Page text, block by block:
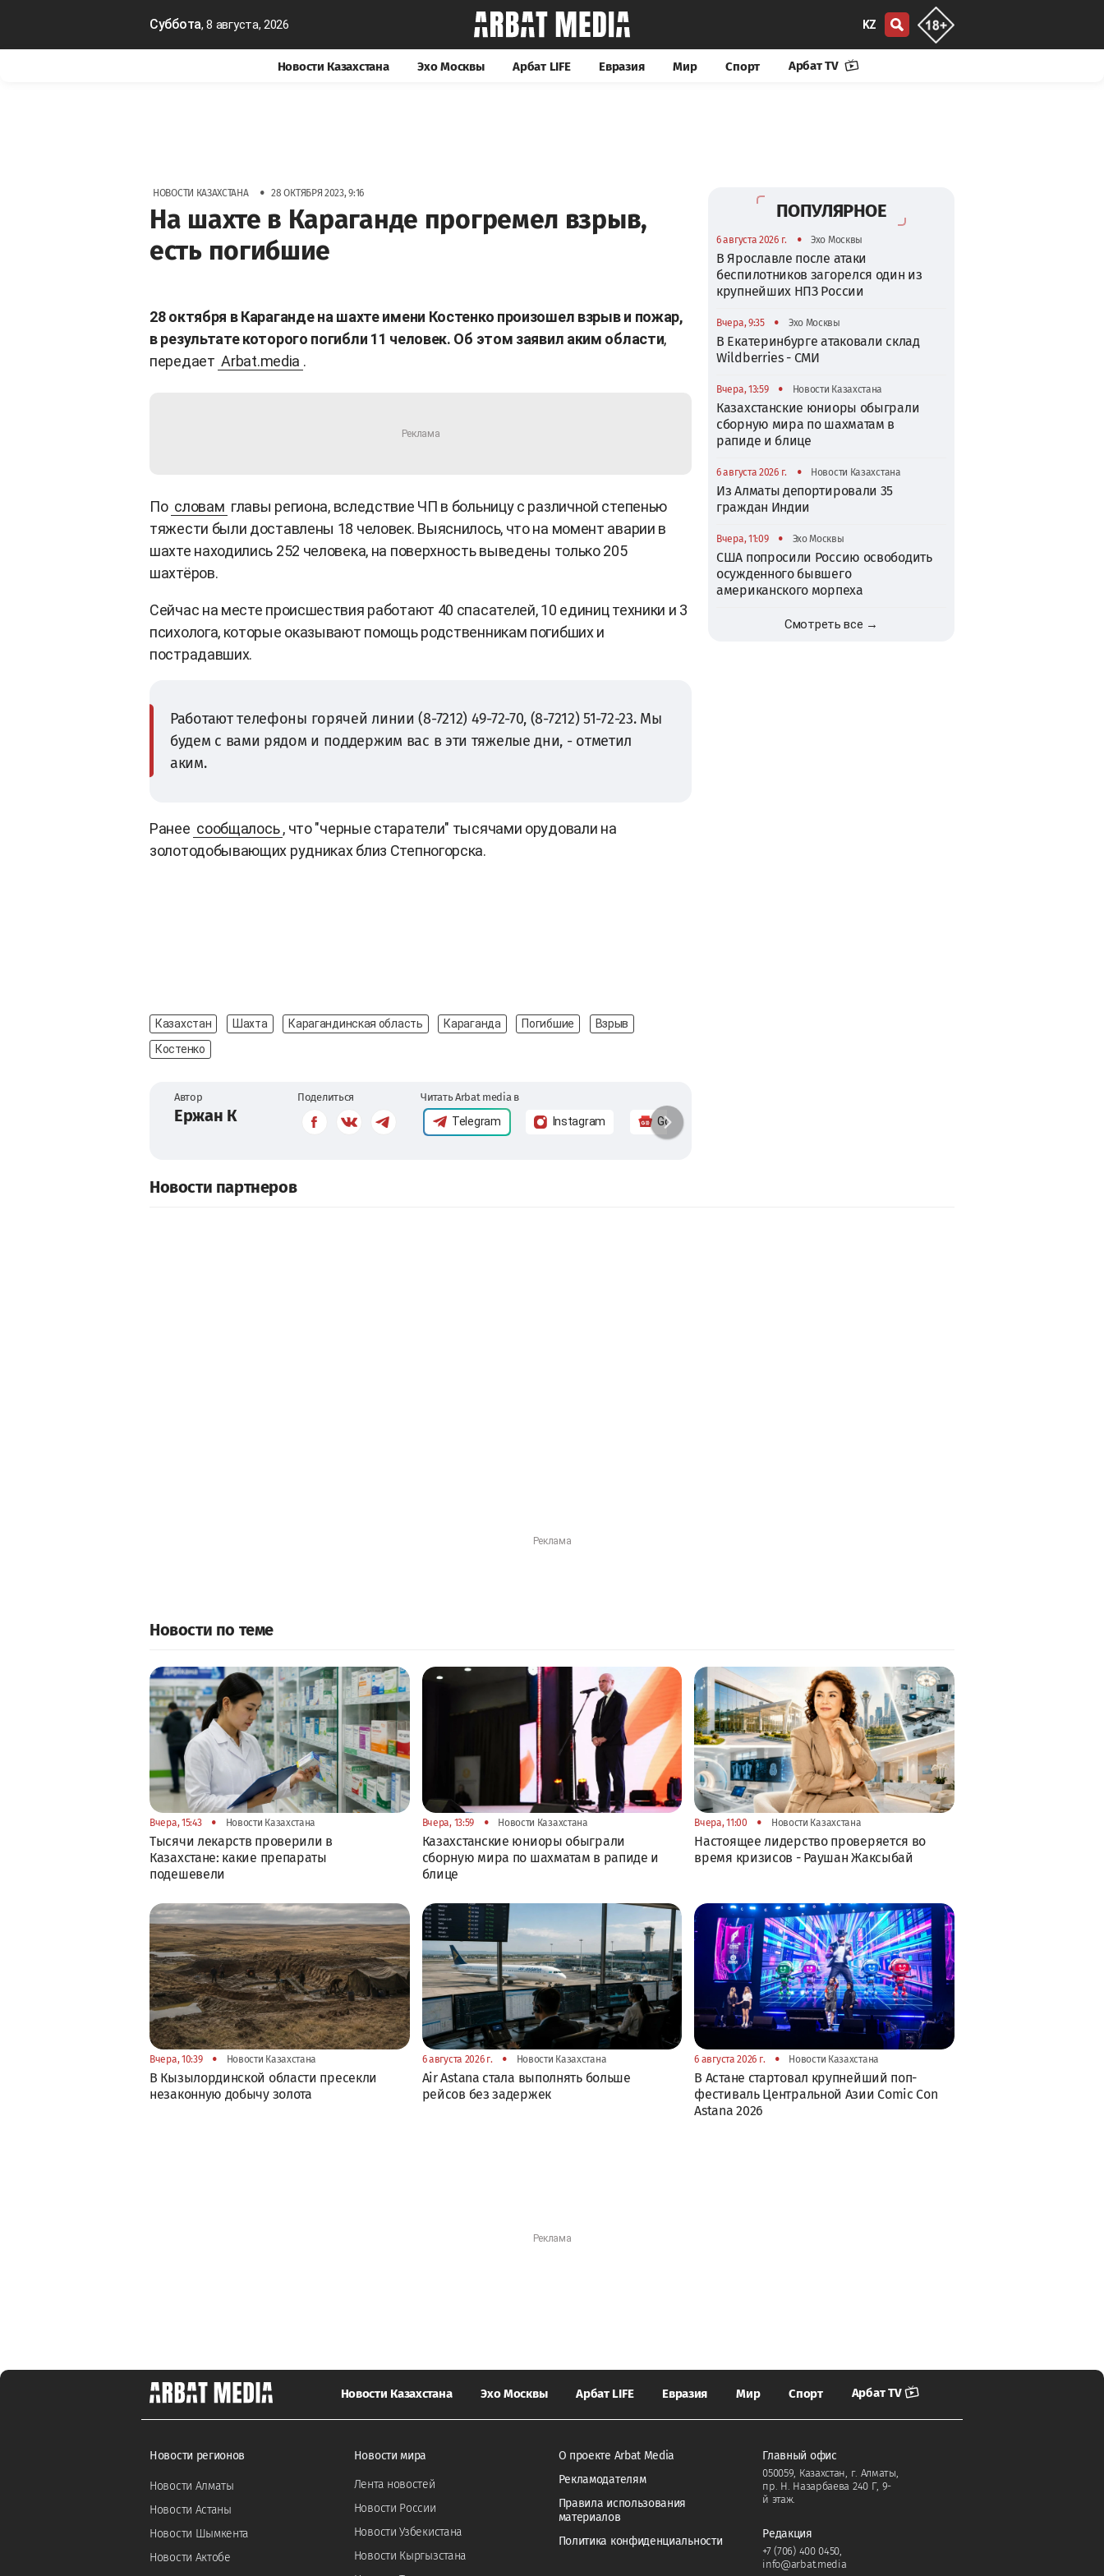
Суббота, 8 августа, 2026 KZ
Новости Казахстана Эхо Москвы Арбат LIFE Евразия Мир Спорт Арбат TV
НОВОСТИ КАЗАХСТАНА • 28 ОКТЯБРЯ 2023, 9:16
На шахте в Караганде прогремел взрыв,
есть погибшие
28 октября в Караганде на шахте имени Костенко произошел взрыв и пожар,
в результате которого погибли 11 человек. Об этом заявил аким области,
передает Arbat.media .
По словам главы региона, вследствие ЧП в больницу с различной степенью
тяжести были доставлены 18 человек. Выяснилось, что на момент аварии в
шахте находились 252 человека, на поверхность выведены только 205
шахтёров.
Сейчас на месте происшествия работают 40 спасателей, 10 единиц техники и 3
психолога, которые оказывают помощь родственникам погибших и
пострадавших.
Работают телефоны горячей линии (8-7212) 49-72-70, (8-7212) 51-72-23. Мы
будем с вами рядом и поддержим вас в эти тяжелые дни, - отметил
аким.
Ранее сообщалось , что "черные старатели" тысячами орудовали на
золотодобывающих рудниках близ Степногорска.
Казахстан Шахта Карагандинская область Караганда Погибшие
Взрыв
Костенко
Автор
Ержан К
Поделиться Читать Arbat media в
Telegram Instagram Google News
ПОПУЛЯРНОЕ
6 августа 2026 г. • Эхо Москвы
В Ярославле после атаки
беспилотников загорелся один из
крупнейших НПЗ России
Вчера, 9:35 • Эхо Москвы
В Екатеринбурге атаковали склад
Wildberries - СМИ
Вчера, 13:59 • Новости Казахстана
Казахстанские юниоры обыграли
сборную мира по шахматам в
рапиде и блице
6 августа 2026 г. • Новости Казахстана
Из Алматы депортировали 35
граждан Индии
Вчера, 11:09 • Эхо Москвы
США попросили Россию освободить
осужденного бывшего
американского морпеха
Смотреть все →
Новости партнеров
Новости по теме
Вчера, 15:43 • Новости Казахстана
Тысячи лекарств проверили в
Казахстане: какие препараты
подешевели
Вчера, 13:59 • Новости Казахстана
Казахстанские юниоры обыграли
сборную мира по шахматам в рапиде и
блице
Вчера, 11:00 • Новости Казахстана
Настоящее лидерство проверяется во
время кризисов - Раушан Жаксыбай
Вчера, 10:39 • Новости Казахстана
В Кызылординской области пресекли
незаконную добычу золота
6 августа 2026 г. • Новости Казахстана
Air Astana стала выполнять больше
рейсов без задержек
6 августа 2026 г. • Новости Казахстана
В Астане стартовал крупнейший поп-
фестиваль Центральной Азии Comic Con
Astana 2026
Новости Казахстана Эхо Москвы Арбат LIFE Евразия Мир Спорт Арбат TV
Новости регионов
Новости Алматы
Новости Астаны
Новости Шымкента
Новости Актобе
Новости мира
Лента новостей
Новости России
Новости Узбекистана
Новости Кыргызстана
О проекте Arbat Media
Рекламодателям
Правила использования
материалов
Политика конфиденциальности
Главный офис
050059, Казахстан, г. Алматы,
пр. Н. Назарбаева 240 Г, 9-
й этаж.
Редакция
+7 (706) 400 0450
info@arbat.media